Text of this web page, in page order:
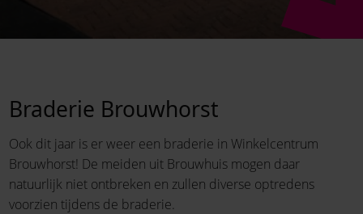
Braderie Brouwhorst
Ook dit jaar is er weer een braderie in Winkelcentrum
Brouwhorst! De meiden uit Brouwhuis mogen daar
natuurlijk niet ontbreken en zullen diverse optredens
voorzien tijdens de braderie.